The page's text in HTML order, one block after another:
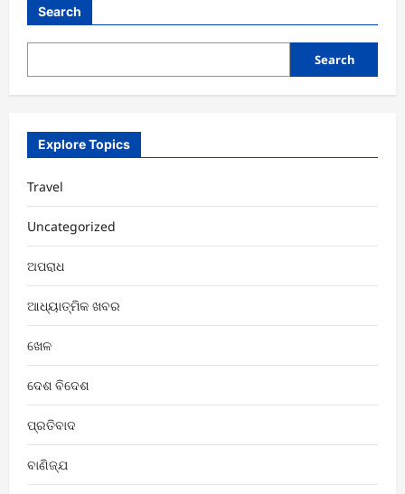
Search
Search
Explore Topics
Travel
Uncategorized
ଅପରାଧ
ଆଧ୍ୟାତ୍ମିକ ଖବର
ଖେଳ
ଦେଶ ବିଦେଶ
ପ୍ରତିବାଦ
ବାଣିଜ୍ଯ